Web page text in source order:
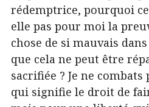
rédemptrice, pourquoi
elle pas pour moi la
chose de si mauvais
que cela ne peut être
sacrifiée ? Je ne
qui signifie le droit de